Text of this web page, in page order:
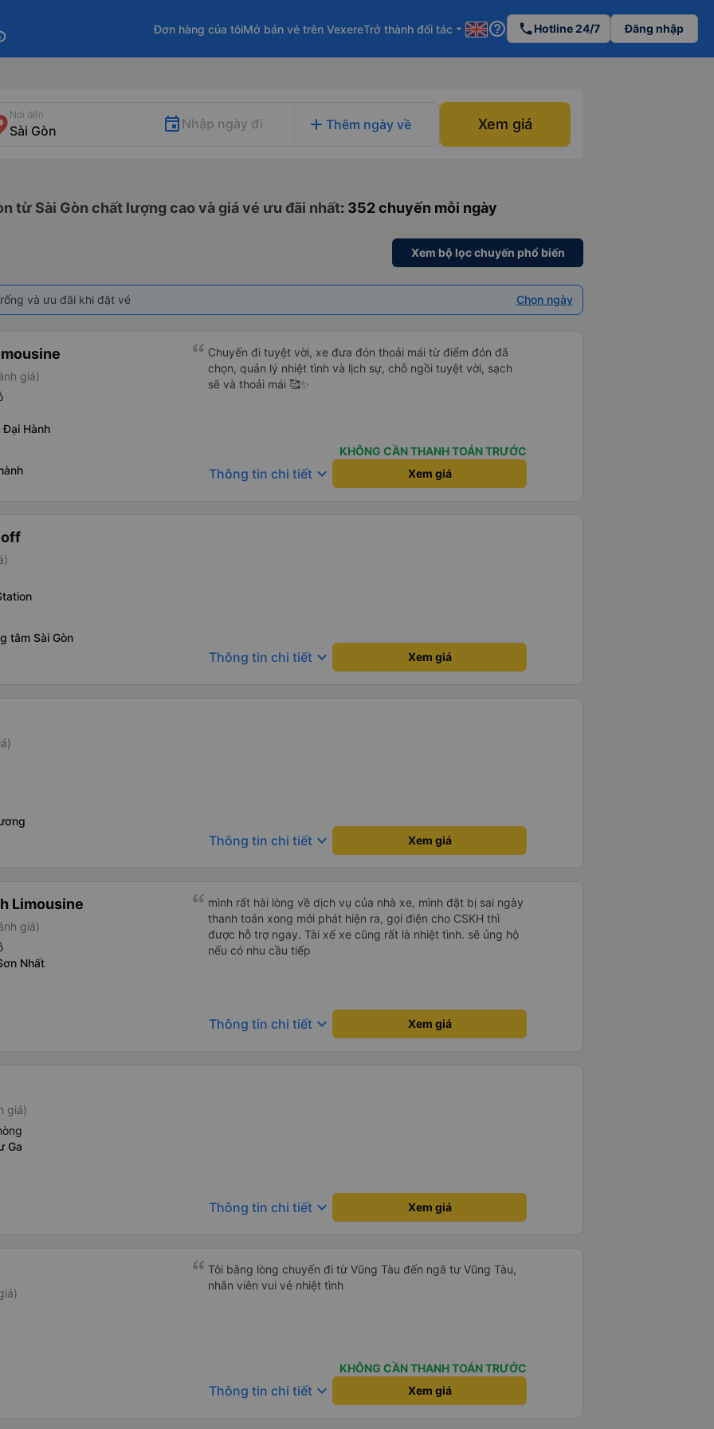
Đơn hàng của tôiMở bán vé trên VexereTrở thành đối tác arrow_drop_down help_outline phoneHotline 24/7 Đăng nhập
Nơi đến
Nhập ngày đi add Thêm ngày về Xem giá
từ Sài Gòn chất lượng cao và giá vé ưu đãi nhất: 352 chuyến mỗi ngày
Xem bộ lọc chuyến phổ biến
và ưu đãi khi đặt vé Chọn ngày
giá)
Đại Hành
Chuyến đi tuyệt vời, xe đưa đón thoải mái từ điểm đón đã
chọn, quản lý nhiệt tình và lịch sự, chỗ ngồi tuyệt vời, sạch
sẽ và thoải mái 🥰✨
KHÔNG CẦN THANH TOÁN TRƯỚC
Thông tin chi tiết keyboard_arrow_down Xem giá
off
tâm Sài Gòn
Thông tin chi tiết keyboard_arrow_down Xem giá
Thông tin chi tiết keyboard_arrow_down Xem giá
Limousine
giá)
Nhất
mình rất hài lòng về dịch vụ của nhà xe, mình đặt bị sai ngày
thanh toán xong mới phát hiện ra, gọi điện cho CSKH thì
được hỗ trợ ngay. Tài xế xe cũng rất là nhiệt tình. sẽ ủng hộ
nếu có nhu cầu tiếp
Thông tin chi tiết keyboard_arrow_down Xem giá
giá)
Ga
Thông tin chi tiết keyboard_arrow_down Xem giá
Tôi bằng lòng chuyến đi từ Vũng Tàu đến ngã tư Vũng Tàu,
nhân viên vui vẻ nhiệt tình
KHÔNG CẦN THANH TOÁN TRƯỚC
Thông tin chi tiết keyboard_arrow_down Xem giá